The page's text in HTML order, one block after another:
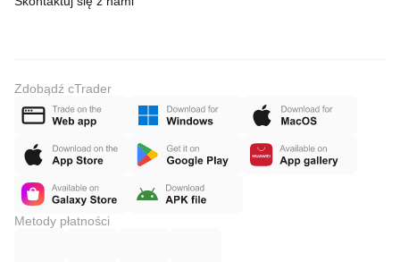
Zdobądź cTrader
Metody płatności